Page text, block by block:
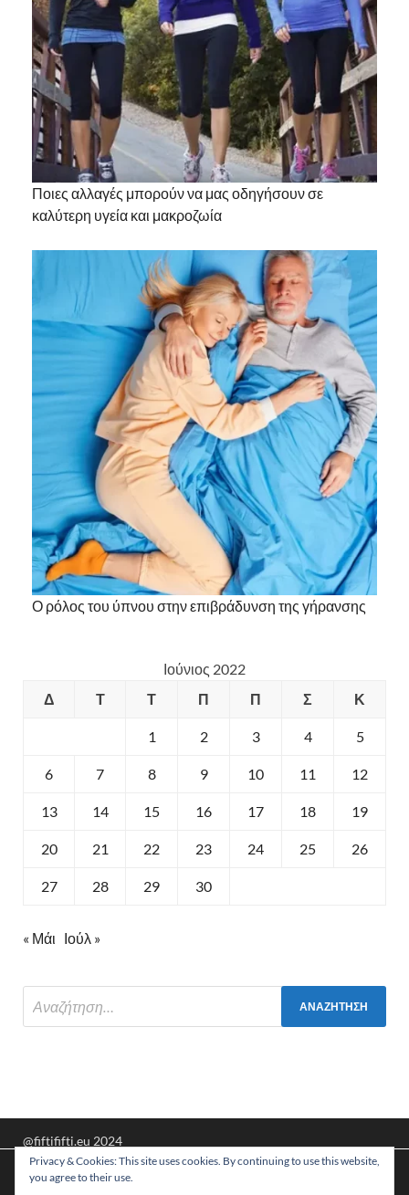
Ποιες αλλαγές μπορούν να μας οδηγήσουν σε
καλύτερη υγεία και μακροζωία
Ο ρόλος του ύπνου στην επιβράδυνση της γήρανσης
Ιούνιος 2022
Δ
Τ Τ Π Π Σ Κ
1 2 3 4 5
6 7 8 9 10 11 12
13 14 15 16 17 18 19
20 21 22 23 24 25 26
27 28 29 30
« Μάι Ιούλ »
@fiftififti.eu 2024
Υποστηρίζεται απόWordPressκαιHitMag.
Χρησιμοποιούμε cookies για να σας προσφέρουμε τη
βέλτιστη εμπειρία πλοήγησης στον ιστότοπό μας.
Privacy & Cookies: This site uses cookies. By continuing to use this website,
you agree to their use.